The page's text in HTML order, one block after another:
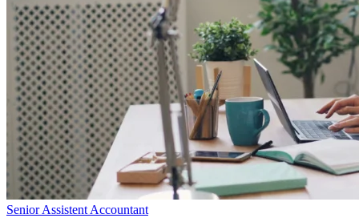
Senior Assistent Accountant